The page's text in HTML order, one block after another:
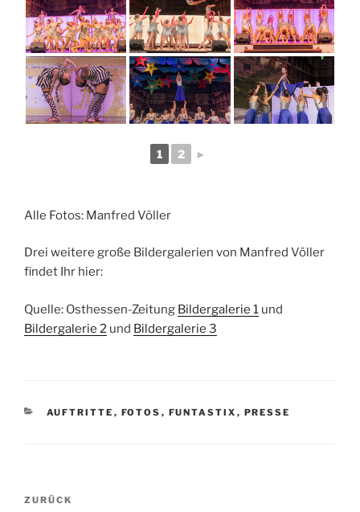
1 2 ►
Alle Fotos: Manfred Völler
Drei weitere große Bildergalerien von Manfred Völler
findet Ihr hier:
Quelle: Osthessen-Zeitung Bildergalerie 1 und
Bildergalerie 2 und Bildergalerie 3
KATEGORIEN
AUFTRITTE , FOTOS , FUNTASTIX , PRESSE
Beitragsnavigation
Vorheriger
ZURÜCK